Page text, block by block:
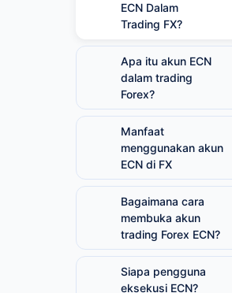
ECN Dalam
Trading FX?
Apa itu akun ECN
dalam trading Forex?
Manfaat
menggunakan akun
ECN di FX
Bagaimana cara
membuka akun
trading Forex ECN?
Siapa pengguna
eksekusi ECN?